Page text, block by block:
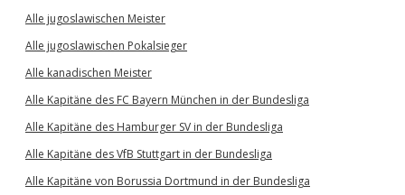
Alle jugoslawischen Meister
Alle jugoslawischen Pokalsieger
Alle kanadischen Meister
Alle Kapitäne des FC Bayern München in der Bundesliga
Alle Kapitäne des Hamburger SV in der Bundesliga
Alle Kapitäne des VfB Stuttgart in der Bundesliga
Alle Kapitäne von Borussia Dortmund in der Bundesliga